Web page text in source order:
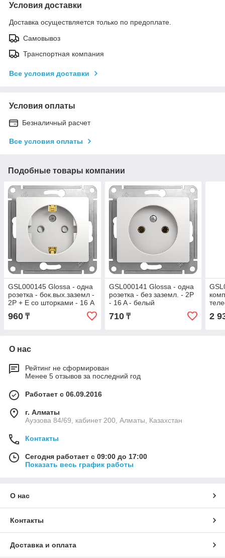
Условия доставки
Доставка осуществляется только по предоплате.
Самовывоз
Транспортная компания
Все условия доставки
Условия оплаты
Безналичный расчет
Все условия оплаты
Подобные товары компании
GSL000145 Glossa - одна
розетка - бок.вых.заземл -
2P + E со шторками - 16 A
- белый
960 ₸
GSL000141 Glossa - одна
розетка - без заземл. - 2P
- 16 A - белый
710₸ 2
О нас
Рейтинг не сформирован
Менее 5 отзывов за последний год
Работает с 06.09.2016
г. Алматы
Ауэзова 84/69, кабинет 200, Алматы, Казахстан
Контакты
Сегодня работает с 09:00 до 17:00
Показать весь график работы
О нас
Контакты
Доставка и оплата